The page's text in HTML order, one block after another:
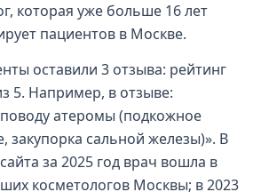
которая уже больше 16 лет
пациентов в Москве.
оставили 3 отзыва: рейтинг
5. Например, в отзыве:
атеромы (подкожное
закупорка сальной железы)». В
за 2025 год врач вошла в
косметологов Москвы; в 2023